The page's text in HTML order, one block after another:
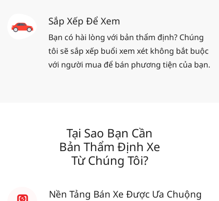
Sắp Xếp Để Xem
Bạn có hài lòng với bản thẩm định? Chúng
tôi sẽ sắp xếp buổi xem xét không bắt buộc
với người mua để bán phương tiện của bạn.
Tại Sao Bạn Cần
Bản Thẩm Định Xe
Từ Chúng Tôi?
Nền Tảng Bán Xe Được Ưa Chuộng